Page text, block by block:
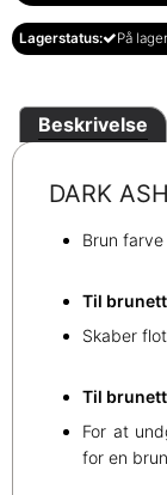
Lagerstatus: På lager
Beskrivelse
DARK
Brun
Til
Skaber
Til
For at
for en